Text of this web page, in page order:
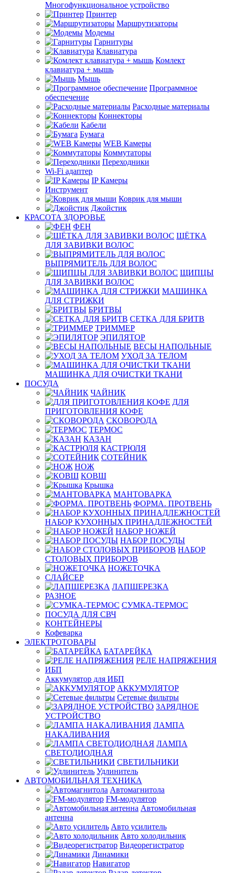
Многофункциональное устройство
Принтер
Маршрутизаторы
Модемы
Гарнитуры
Клавиатура
Комлект
клавиатура + мышь
Мышь
Программное
обеспечение
Расходные материалы
Коннекторы
Кабели
Бумага
WEB Камеры
Коммутаторы
Переходники
Wi-Fi адаптер
IP Камеры
Инструмент
Коврик для мыши
Джойстик
КРАСОТА ЗДОРОВЬЕ
ФЕН
ЩЁТКА
ДЛЯ ЗАВИВКИ ВОЛОС
ВЫПРЯМИТЕЛЬ ДЛЯ ВОЛОС
ЩИПЦЫ
ДЛЯ ЗАВИВКИ ВОЛОС
МАШИНКА
ДЛЯ СТРИЖКИ
БРИТВЫ
СЕТКА ДЛЯ БРИТВ
ТРИММЕР
ЭПИЛЯТОР
ВЕСЫ НАПОЛЬНЫЕ
УХОД ЗА ТЕЛОМ
МАШИНКА ДЛЯ ОЧИСТКИ ТКАНИ
ПОСУДА
ЧАЙНИК
ДЛЯ
ПРИГОТОВЛЕНИЯ КОФЕ
СКОВОРОДА
ТЕРМОС
КАЗАН
КАСТРЮЛЯ
СОТЕЙНИК
НОЖ
КОВШ
Крышка
МАНТОВАРКА
ФОРМА. ПРОТВЕНЬ
НАБОР КУХОННЫХ ПРИНАДЛЕЖНОСТЕЙ
НАБОР НОЖЕЙ
НАБОР ПОСУДЫ
НАБОР
СТОЛОВЫХ ПРИБОРОВ
НОЖЕТОЧКА
СЛАЙСЕР
ЛАПШЕРЕЗКА
РАЗНОЕ
СУМКА-ТЕРМОС
ПОСУДА ДЛЯ СВЧ
КОНТЕЙНЕРЫ
Кофеварка
ЭЛЕКТРОТОВАРЫ
БАТАРЕЙКА
РЕЛЕ НАПРЯЖЕНИЯ
ИБП
Аккумулятор для ИБП
АККУМУЛЯТОР
Сетевые фильтры
ЗАРЯДНОЕ
УСТРОЙСТВО
ЛАМПА
НАКАЛИВАНИЯ
ЛАМПА
СВЕТОДИОДНАЯ
СВЕТИЛЬНИКИ
Удлинитель
АВТОМОБИЛЬНАЯ ТЕХНИКА
Автомагнитола
FM-модулятор
Автомобильная
антенна
Авто усилитель
Авто холодильник
Видеорегистратор
Динамики
Навигатор